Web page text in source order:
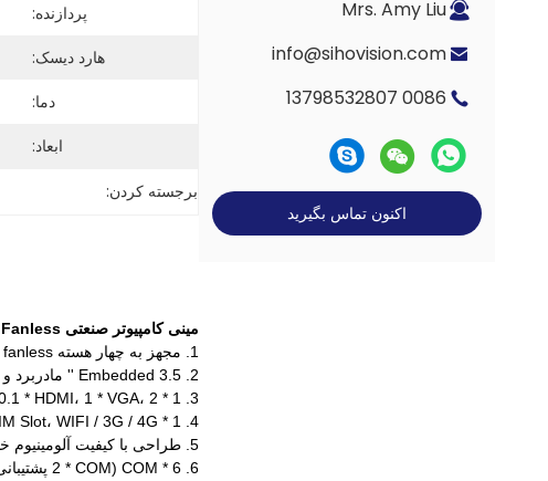
Mrs. Amy Liu
info@sihovision.com
0086 13798532807
اکنون تماس بگیرید
پردازنده:
هارد دیسک:
دما:
ابعاد:
برجسته کردن:
مینی کامپیوتر صنعتی Fanless با RS232 RS485 RS422 2 LAN GPIO
1. مجهز به چهار هسته Intel Baytrail J1900، 2.0GHZ، fanless.
2. Embedded 3.5 '' مادربرد و اندازه فوق العاده کوچک: 234 * 122 * 54mm.
3. 1 * USB3.0، 5 * USB 2.0.1 * HDMI، 1 * VGA، 2 * اینتل گیگابیت LAN.
4. 1 * SIM Slot، WIFI / 3G / 4G پشتیبانی (در صورت نیاز مشتری نیاز به 4G ماژول دارد).
5. طراحی با کیفیت آلومینیوم خالص بدون فن، استاندارد صنعتی، بدون سر و صدا.
6. 6 * COM (2 * COM پشتیبانی RS422 / RS485)، استاندارد 12V DC ورودی.